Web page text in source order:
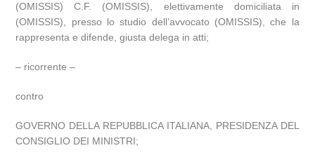
(OMISSIS) C.F. (OMISSIS), elettivamente domiciliata in
(OMISSIS), presso lo studio dell’avvocato (OMISSIS), che la
rappresenta e difende, giusta delega in atti;
– ricorrente –
contro
GOVERNO DELLA REPUBBLICA ITALIANA, PRESIDENZA DEL
CONSIGLIO DEI MINISTRI;